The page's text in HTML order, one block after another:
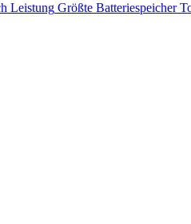
Leistung Größte Batteriespeicher